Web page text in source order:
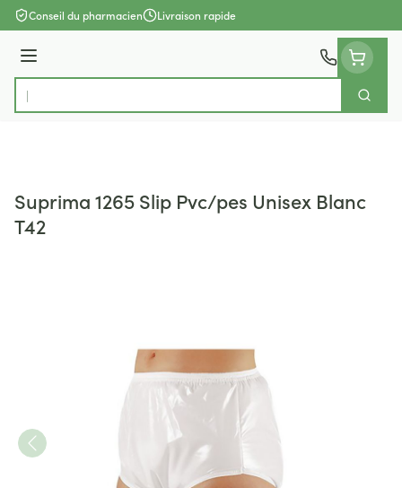
Aller au contenu
Conseil du pharmacien Livraison rapide
Menu
Rechercher
Suprima 1265 Slip Pvc/pes Unisex Blanc
T42